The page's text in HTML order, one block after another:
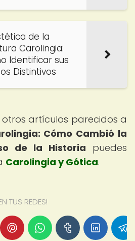
de la
Carolingia:
Identificar sus
Distintivos
otros artículos parecidos a
Cómo Cambió la
de la Historia puedes
Carolingia y Gótica.
TUS REDES!